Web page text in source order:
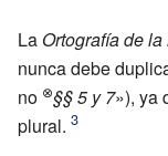
La Ortografía de
nunca debe
no ⊗§§5 y 7»), ya
plural.